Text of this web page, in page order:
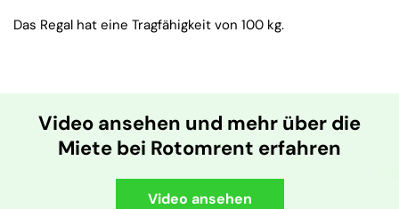
Das Regal hat eine Tragfähigkeit von 100 kg.
Video ansehen und mehr über die
Miete bei Rotomrent erfahren
Video ansehen